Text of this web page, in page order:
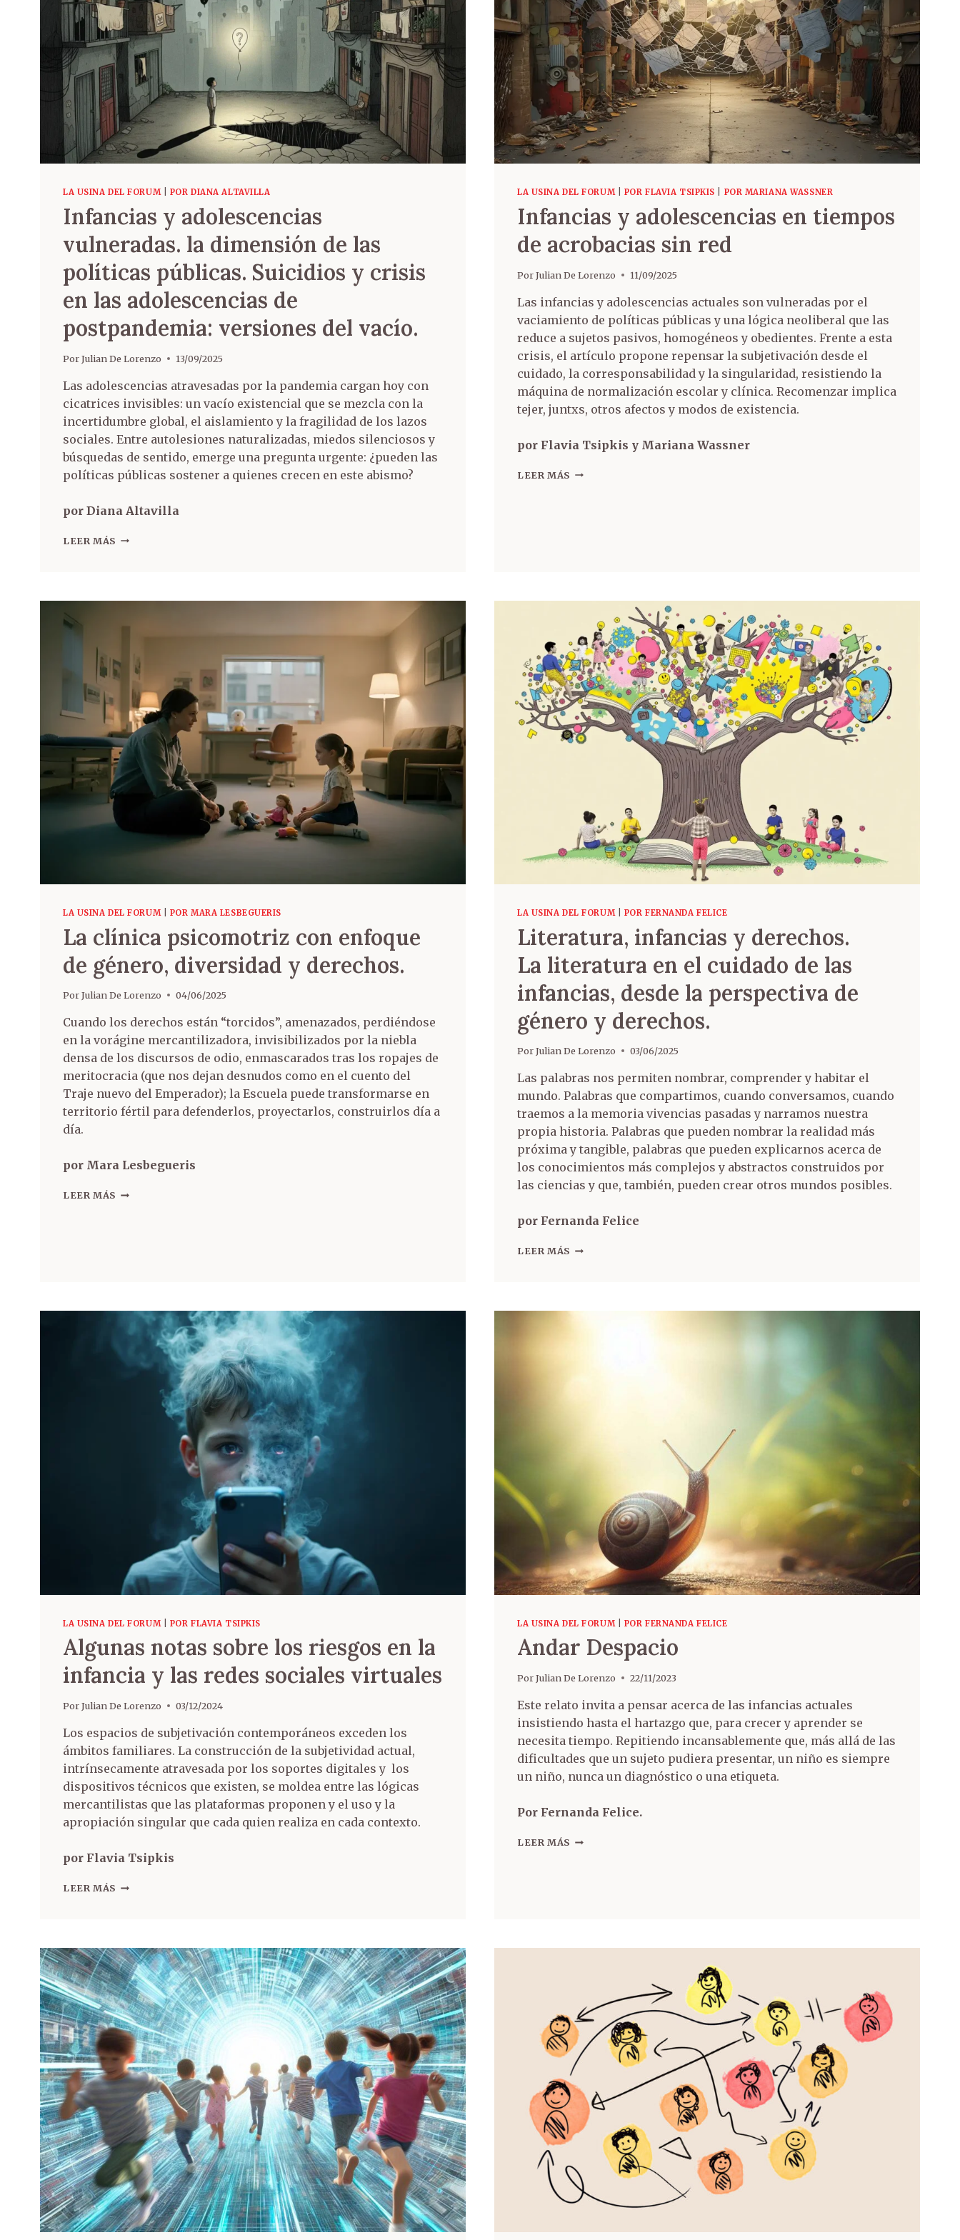
LA USINA DEL FORUM| POR DIANA ALTAVILLA
Infancias y adolescencias
vulneradas. la dimensión de las
políticas públicas. Suicidios y crisis
en las adolescencias de
postpandemia: versiones del vacío.
PorJulian De Lorenzo 13/09/2025
Las adolescencias atravesadas por la pandemia cargan hoy con
cicatrices invisibles: un vacío existencial que se mezcla con la
incertidumbre global, el aislamiento y la fragilidad de los lazos
sociales. Entre autolesiones naturalizadas, miedos silenciosos y
búsquedas de sentido, emerge una pregunta urgente: ¿pueden las
políticas públicas sostener a quienes crecen en este abismo?
por Diana Altavilla
LEER MÁS
LA USINA DEL FORUM| POR FLAVIA TSIPKIS POR MARIANA WASSNER
Infancias y adolescencias en tiempos
de acrobacias sin red
PorJulian De Lorenzo 11/09/2025
Las infancias y adolescencias actuales son vulneradas por el
vaciamiento de políticas públicas y una lógica neoliberal que las
reduce a sujetos pasivos, homogéneos y obedientes. Frente a esta
crisis, el artículo propone repensar la subjetivación desde el
cuidado, la corresponsabilidad y la singularidad, resistiendo la
máquina de normalización escolar y clínica. Recomenzar implica
tejer, juntxs, otros afectos y modos de existencia.
por Flavia Tsipkis y Mariana Wassner
LEER MÁS
LA USINA DEL FORUM| POR MARA LESBEGUERIS
La clínica psicomotriz con enfoque
de género, diversidad y derechos.
PorJulian De Lorenzo 04/06/2025
Cuando los derechos están “torcidos”, amenazados, perdiéndose
en la vorágine mercantilizadora, invisibilizados por la niebla
densa de los discursos de odio, enmascarados tras los ropajes de
meritocracia (que nos dejan desnudos como en el cuento del
Traje nuevo del Emperador); la Escuela puede transformarse en
territorio fértil para defenderlos, proyectarlos, construirlos día a
día.
por Mara Lesbegueris
LEER MÁS
LA USINA DEL FORUM| POR FERNANDA FELICE
Literatura, infancias y derechos.
La literatura en el cuidado de las
infancias, desde la perspectiva de
género y derechos.
PorJulian De Lorenzo 03/06/2025
Las palabras nos permiten nombrar, comprender y habitar el
mundo. Palabras que compartimos, cuando conversamos, cuando
traemos a la memoria vivencias pasadas y narramos nuestra
propia historia. Palabras que pueden nombrar la realidad más
próxima y tangible, palabras que pueden explicarnos acerca de
los conocimientos más complejos y abstractos construidos por
las ciencias y que, también, pueden crear otros mundos posibles.
por Fernanda Felice
LEER MÁS
LA USINA DEL FORUM| POR FLAVIA TSIPKIS
Algunas notas sobre los riesgos en la
infancia y las redes sociales virtuales
PorJulian De Lorenzo 03/12/2024
Los espacios de subjetivación contemporáneos exceden los
ámbitos familiares. La construcción de la subjetividad actual,
intrínsecamente atravesada por los soportes digitales y los
dispositivos técnicos que existen, se moldea entre las lógicas
mercantilistas que las plataformas proponen y el uso y la
apropiación singular que cada quien realiza en cada contexto.
por Flavia Tsipkis
LEER MÁS
LA USINA DEL FORUM| POR FERNANDA FELICE
Andar Despacio
PorJulian De Lorenzo 22/11/2023
Este relato invita a pensar acerca de las infancias actuales
insistiendo hasta el hartazgo que, para crecer y aprender se
necesita tiempo. Repitiendo incansablemente que, más allá de las
dificultades que un sujeto pudiera presentar, un niño es siempre
un niño, nunca un diagnóstico o una etiqueta.
Por Fernanda Felice.
LEER MÁS